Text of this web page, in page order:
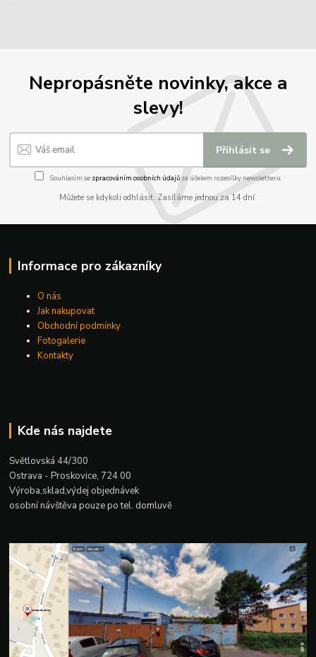
Nepropásněte novinky, akce a
slevy!
Přihlásit se
Souhlasím se zpracováním osobních údajůza účelem rozesílky newsletteru.
Můžete se kdykoli odhlásit. Zasíláme jednou za 14 dní.
Informace pro zákazníky
O nás
Jak nakupovat
Obchodní podmínky
Fotogalerie
Kontakty
Kde nás najdete
Světlovská 44/300
Ostrava - Proskovice, 724 00
Výroba,sklad,výdej objednávek
osobní návštěva pouze po tel. domluvě